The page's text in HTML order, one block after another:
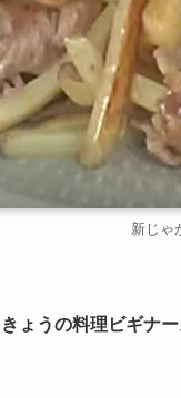
新じゃ
きょうの料理ビギナ